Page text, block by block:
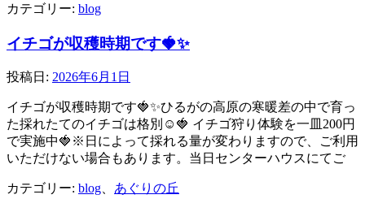
カテゴリー: blog
イチゴが収穫時期です🍓✨
投稿日: 2026年6月1日
イチゴが収穫時期です🍓✨ひるがの高原の寒暖差の中で育っ
た採れたてのイチゴは格別☺️🍓 イチゴ狩り体験を一皿200円
で実施中🍓※日によって採れる量が変わりますので、ご利用
いただけない場合もあります。当日センターハウスにてご
カテゴリー: blog あぐりの丘